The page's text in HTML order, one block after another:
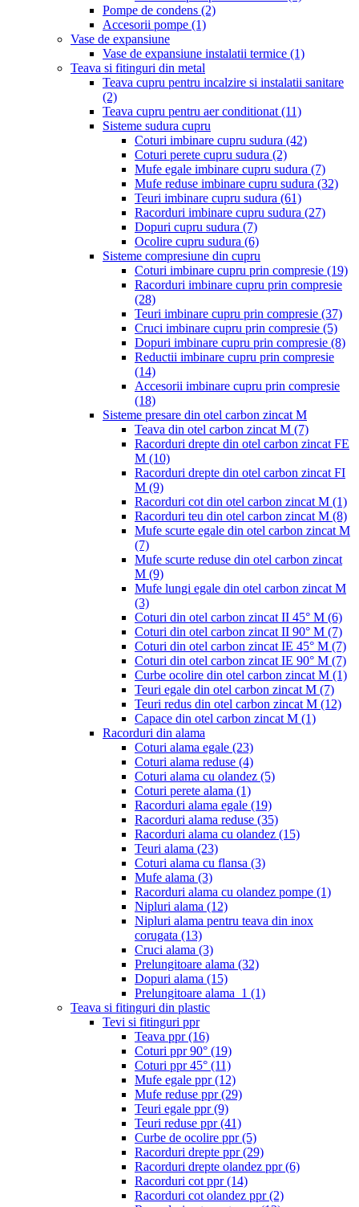
Pompe de condens (2)
Accesorii pompe (1)
Vase de expansiune
Vase de expansiune instalatii termice (1)
Teava si fitinguri din metal
Teava cupru pentru incalzire si instalatii sanitare
(2)
Teava cupru pentru aer conditionat (11)
Sisteme sudura cupru
Coturi imbinare cupru sudura (42)
Coturi perete cupru sudura (2)
Mufe egale imbinare cupru sudura (7)
Mufe reduse imbinare cupru sudura (32)
Teuri imbinare cupru sudura (61)
Racorduri imbinare cupru sudura (27)
Dopuri cupru sudura (7)
Ocolire cupru sudura (6)
Sisteme compresiune din cupru
Coturi imbinare cupru prin compresie (19)
Racorduri imbinare cupru prin compresie
(28)
Teuri imbinare cupru prin compresie (37)
Cruci imbinare cupru prin compresie (5)
Dopuri imbinare cupru prin compresie (8)
Reductii imbinare cupru prin compresie
(14)
Accesorii imbinare cupru prin compresie
(18)
Sisteme presare din otel carbon zincat M
Teava din otel carbon zincat M (7)
Racorduri drepte din otel carbon zincat FE
M (10)
Racorduri drepte din otel carbon zincat FI
M (9)
Racorduri cot din otel carbon zincat M (1)
Racorduri teu din otel carbon zincat M (8)
Mufe scurte egale din otel carbon zincat M
(7)
Mufe scurte reduse din otel carbon zincat
M (9)
Mufe lungi egale din otel carbon zincat M
(3)
Coturi din otel carbon zincat II 45° M (6)
Coturi din otel carbon zincat II 90° M (7)
Coturi din otel carbon zincat IE 45° M (7)
Coturi din otel carbon zincat IE 90° M (7)
Curbe ocolire din otel carbon zincat M (1)
Teuri egale din otel carbon zincat M (7)
Teuri redus din otel carbon zincat M (12)
Capace din otel carbon zincat M (1)
Racorduri din alama
Coturi alama egale (23)
Coturi alama reduse (4)
Coturi alama cu olandez (5)
Coturi perete alama (1)
Racorduri alama egale (19)
Racorduri alama reduse (35)
Racorduri alama cu olandez (15)
Teuri alama (23)
Coturi alama cu flansa (3)
Mufe alama (3)
Racorduri alama cu olandez pompe (1)
Nipluri alama (12)
Nipluri alama pentru teava din inox
corugata (13)
Cruci alama (3)
Prelungitoare alama (32)
Dopuri alama (15)
Prelungitoare alama_1 (1)
Teava si fitinguri din plastic
Tevi si fitinguri ppr
Teava ppr(16)
Coturi ppr 90° (19)
Coturi ppr 45° (11)
Mufe egale ppr(12)
Mufe reduse ppr(29)
Teuri egale ppr(9)
Teuri reduse ppr(41)
Curbe de ocolire ppr(5)
Racorduri drepte ppr(29)
Racorduri drepte olandez ppr(6)
Racorduri cot ppr(14)
Racorduri cot olandez ppr(2)